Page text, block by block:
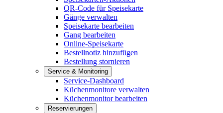
QR-Code für Speisekarte
Gänge verwalten
Speisekarte bearbeiten
Gang bearbeiten
Online-Speisekarte
Bestellnotiz hinzufügen
Bestellung stornieren
Service & Monitoring
Service-Dashboard
Küchenmonitore verwalten
Küchenmonitor bearbeiten
Reservierungen